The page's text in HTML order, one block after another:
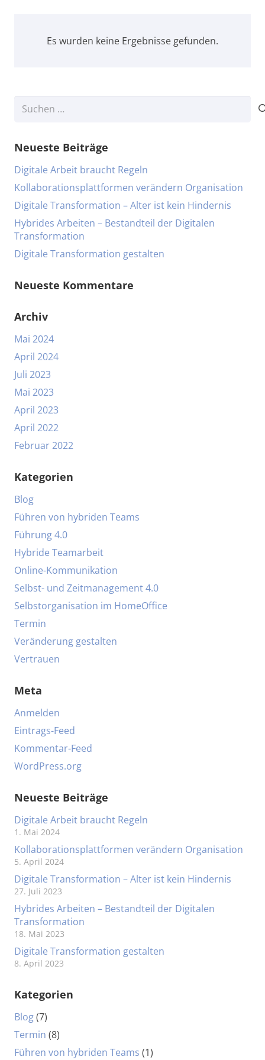
Es wurden keine Ergebnisse gefunden.
Suchen
Neueste Beiträge
Digitale Arbeit braucht Regeln
Kollaborationsplattformen verändern Organisation
Digitale Transformation – Alter ist kein Hindernis
Hybrides Arbeiten – Bestandteil der Digitalen
Transformation
Digitale Transformation gestalten
Neueste Kommentare
Archiv
Mai 2024
April 2024
Juli 2023
Mai 2023
April 2023
April 2022
Februar 2022
Kategorien
Blog
Führen von hybriden Teams
Führung 4.0
Hybride Teamarbeit
Online-Kommunikation
Selbst- und Zeitmanagement 4.0
Selbstorganisation im HomeOffice
Termin
Veränderung gestalten
Vertrauen
Meta
Anmelden
Eintrags-Feed
Kommentar-Feed
WordPress.org
Neueste Beiträge
Digitale Arbeit braucht Regeln
1. Mai 2024
Kollaborationsplattformen verändern Organisation
5. April 2024
Digitale Transformation – Alter ist kein Hindernis
27. Juli 2023
Hybrides Arbeiten – Bestandteil der Digitalen
Transformation
18. Mai 2023
Digitale Transformation gestalten
8. April 2023
Kategorien
Blog(7)
Termin (8)
Führen von hybriden Teams (1)